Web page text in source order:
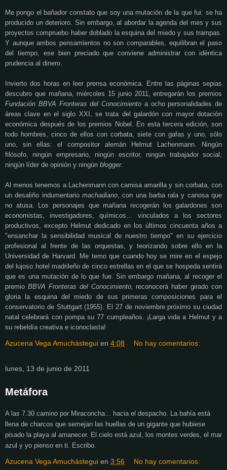
Me pongo el bañador constato que soy una mutación de la que fui: se ha
producido un deterioro. Sin embargo, al abordar la agenda del mes y sus
proyectos compruebo haber doblado la esquina del miedo y sus trampas.
Y aunque ambos pensamientos no son comparables, equilibran el paso
del tiempo, ese bien preciado que conviene administrar con idéntica
prudencia al dinero.
Invierto dos horas en leer prensa económica. Entre las páginas sepias
descubro que mañana, miércoles 15 junio 2011, entregarán los premios
Fundación BBVA Fronteras del Conocimiento a ocho personalidades de
áreas clave en el siglo XXI, se trata del galardón con mayor dotación
económica después de los premios Nobel. En esta tercera edición, son
todo hombres, cinco de ellos con corbata, siete con gafas y uno, sólo
uno, sin ellas: el compositor alemán Helmut Lachenmann. Ningún
filósofo, ningún empresario, ningún escritor, ningún trabajador social,
ningún líder de opinión y ningún blogger.
Al menos tenemos a Lachenmann con camisa amarilla y sin corbata, con
un desaliño indumentario machadiano, con una barba rala y canosa que
no atusa. Los personajes que mañana recogerán los galardones son
economistas, investigadores, químicos... vinculados a los sectores
productivos, excepto Helmut dedicado en los últimos cincuenta años a
"ensanchar la sensibilidad musical de nuestro tiempo" en su ejercicio
profesional al frente de las orquestas, y teorizando sobre ello en la
Universidad de Harvard. Me temo que cuando hoy se mire en el espejo
del lujoso hotel madrileño de cinco estrellas en el que se hospeda sentirá
que es una mutación de lo que fue. Sin embargo mañana, al recoger el
premio BBVA Fronteras del Conocimiento,
reconocerá haber girado con
gloria la esquina del miedo de sus primeras composiciones para el
conservatorio de Stuttgart (1955). El 27 de noviembre próximo su ciudad
natal celebrará con pompa su 77 cumpleaños. ¡Larga vida a Helmut y a
su rebeldía creativa e iconoclasta!
Azucena Vega Amuchástegui en 4:08 No hay comentarios:
lunes, 13 de junio de 2011
Metáfora
A las 7.30 camino por Miraconcha... hacia el despacho. La bahía está
llena de charcos que semejan las huellas de un gigante que hubiese
pisado la playa al amanecer. El cielo está azul, los montes verdes, el mar
azul y yo pienso en ti. Escribo.
Azucena Vega Amuchástegui en 3:56 No hay comentarios: